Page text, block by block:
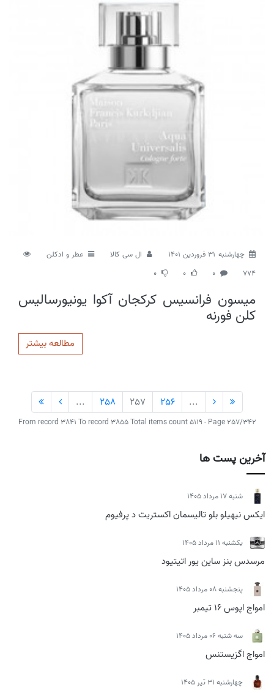
آخرین پست ها
شنبه 17 مرداد 1405
ایکس نیهیلو بلو تالیسمان اکستریت د پرفیوم
يكشنبه 11 مرداد 1405
مرسدس بنز ساین یور اتیتیود
پنجشنبه 08 مرداد 1405
امواج اپوس 16 تیمبر
سه شنبه 06 مرداد 1405
امواج اگزیستنس
چهارشنبه 31 تیر 1405
چهارشنبه 31 فروردین 1401 ال سی کالا
عطر و ادکلن
774
0
0
0
میسون فرانسیس کرکجان آکوا یونیورسالیس
کلن فورنه
مطالعه بیشتر
...
256
257
258
...
From record 3841 To record 3855 Total items count 5119 - Page 257/342